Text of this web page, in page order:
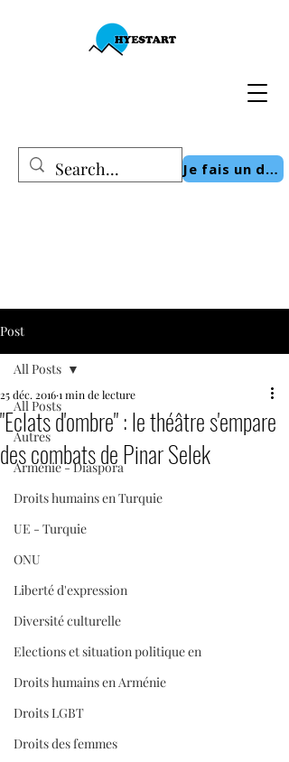
Je fais un don
Post
All Posts
Autres
Arménie - Diaspora
Droits humains en Turquie
UE - Turquie
ONU
Liberté d'expression
Diversité culturelle
Elections et situation politique en
Droits humains en Arménie
Droits LGBT
Droits des femmes
All Posts
"Eclats d'ombre" : le théâtre s'empare
des combats de Pinar Selek
25 déc. 20161 min de lecture